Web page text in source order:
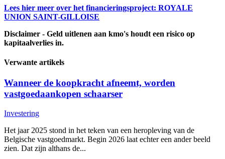
Lees hier meer over het financieringsproject: ROYALE
UNION SAINT-GILLOISE
Disclaimer - Geld uitlenen aan kmo's houdt een risico op
kapitaalverlies in.
Verwante artikels
Wanneer de koopkracht afneemt, worden
vastgoedaankopen schaarser
Investering
Het jaar 2025 stond in het teken van een heropleving van de
Belgische vastgoedmarkt. Begin 2026 laat echter een ander beeld
zien. Dat zijn althans de...